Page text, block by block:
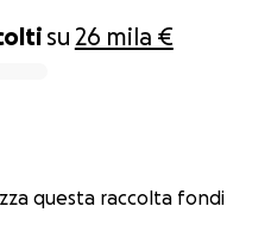
su 26 mila €
questa raccolta fondi